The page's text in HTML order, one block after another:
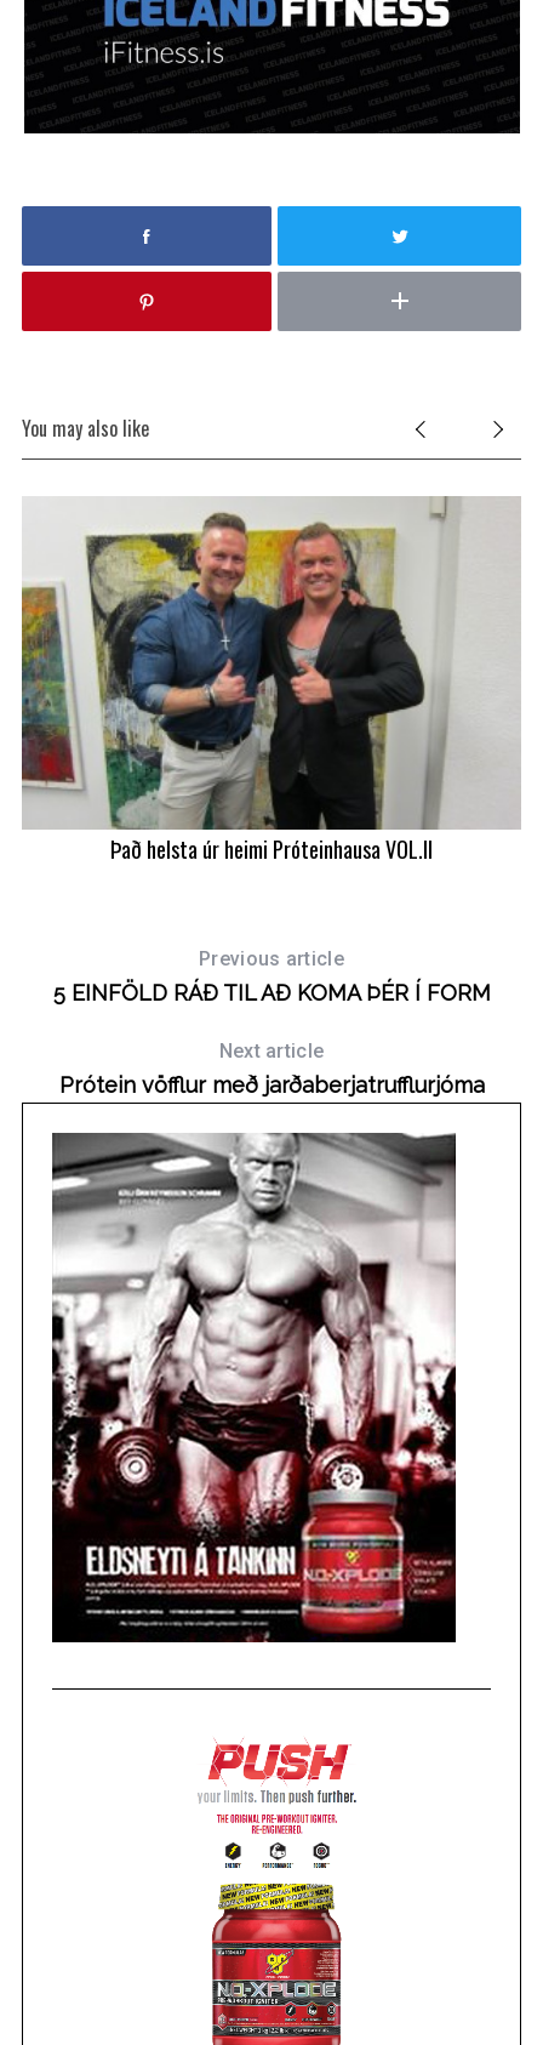
You may also like
Það helsta úr heimi Próteinhausa VOL.II
Previous article
5 EINFÖLD RÁÐ TIL AÐ KOMA ÞÉR Í FORM
Next article
Prótein vöfflur með jarðaberjatrufflurjóma